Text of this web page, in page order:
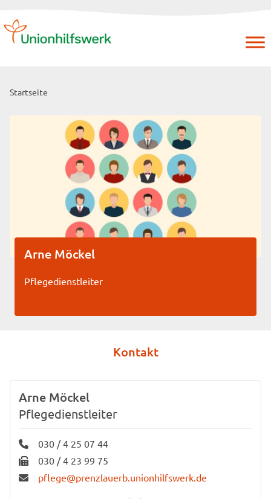
Skip
Startseite
Arne Möckel
Pflegedienstleiter
Kontakt
Arne Möckel
Pflegedienstleiter
030 / 4 25 07 44
030 / 4 23 99 75
pflege@prenzlauerb.unionhilfswerk.de